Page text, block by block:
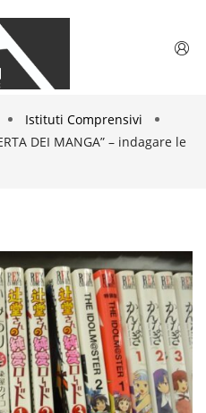
Istituti Comprensivi
DEI MANGA” – indagare le